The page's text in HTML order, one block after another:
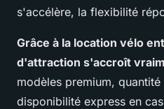
s'accélère, la flexibilité
Grâce à la location vélo
d'attraction s'accroît
modèles premium,
disponibilité express en